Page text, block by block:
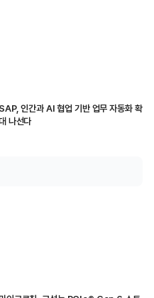
SAP, 인간과 AI 협업 기반 업무 자동화 확
나선다